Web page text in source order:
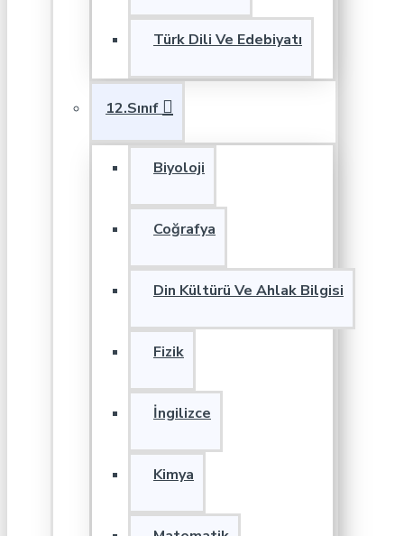
Türk Dili Ve Edebiyatı
12.Sınıf
Biyoloji
Coğrafya
Din Kültürü Ve Ahlak Bilgisi
Fizik
İngilizce
Kimya